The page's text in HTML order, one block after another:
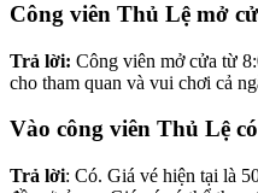
Công viên Thủ Lệ mở
Trả lời: Công viên mở cửa từ
cho tham quan và vui chơi cả
Vào công viên Thủ Lệ
Trả lời: Có. Giá vé hiện tại là